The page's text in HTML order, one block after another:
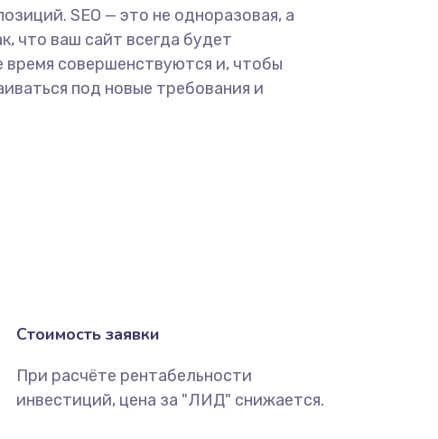
SEO — это не одноразовая, а
что ваш сайт всегда будет
совершенствуются и, чтобы
под новые требования и
Стоимость заявки
При расчёте рентабельности
инвестиций, цена за "ЛИД" снижается.